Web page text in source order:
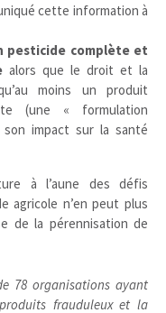
cette information à
pesticide complète et
alors que le droit et la
moins un produit
(une « formulation
impact sur la santé
à l’aune des défis
agricole n’en peut plus
de la pérennisation de
78 organisations ayant
frauduleux et la